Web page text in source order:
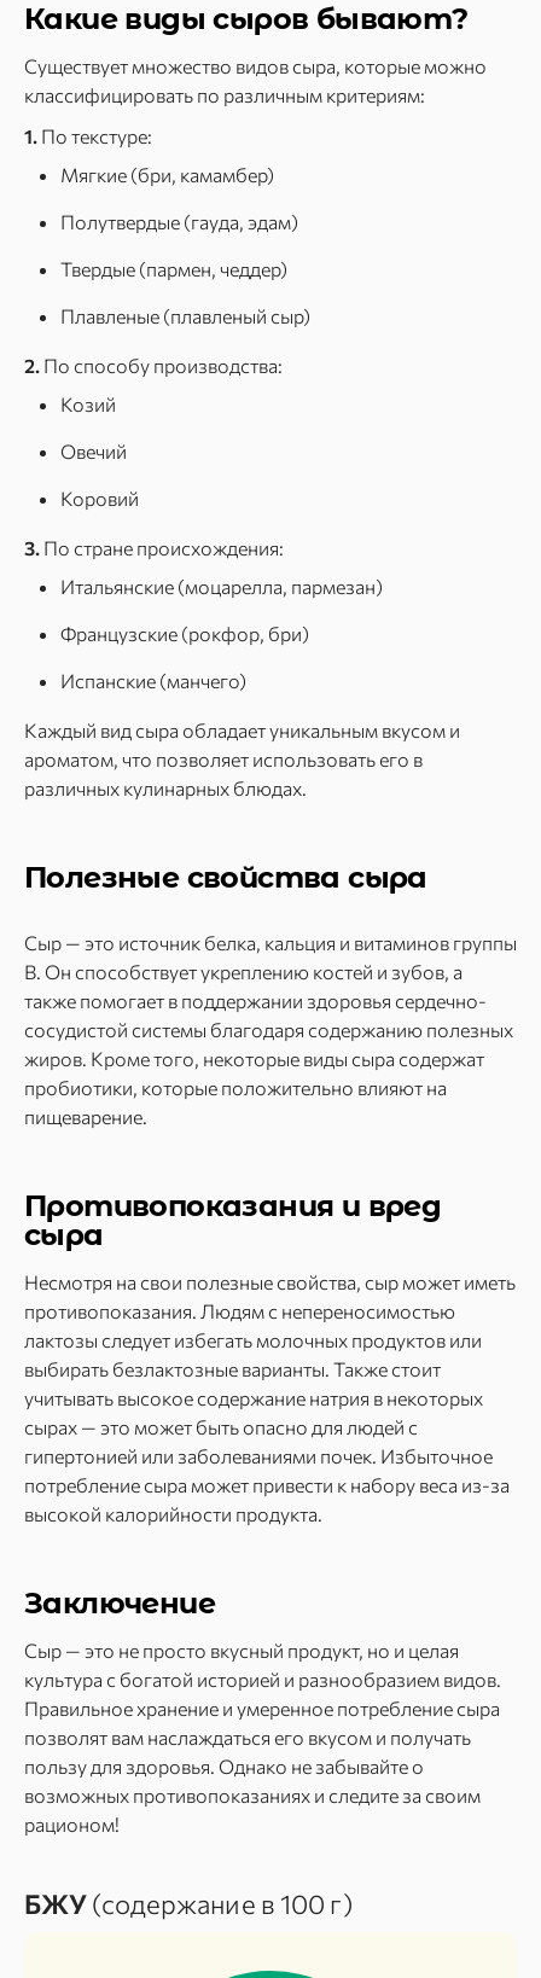
Какие виды сыров бывают?
Существует множество видов сыра, которые можно
классифицировать по различным критериям:
1. По текстуре:
Мягкие (бри, камамбер)
Полутвердые (гауда, эдам)
Твердые (пармен, чеддер)
Плавленые (плавленый сыр)
2. По способу производства:
Козий
Овечий
Коровий
3. По стране происхождения:
Итальянские (моцарелла, пармезан)
Французские (рокфор, бри)
Испанские (манчего)
Каждый вид сыра обладает уникальным вкусом и
ароматом, что позволяет использовать его в
различных кулинарных блюдах.
Полезные свойства сыра
Сыр — это источник белка, кальция и витаминов группы
B. Он способствует укреплению костей и зубов, а
также помогает в поддержании здоровья сердечно-
сосудистой системы благодаря содержанию полезных
жиров. Кроме того, некоторые виды сыра содержат
пробиотики, которые положительно влияют на
пищеварение.
Противопоказания и вред
сыра
Несмотря на свои полезные свойства, сыр может иметь
противопоказания. Людям с непереносимостью
лактозы следует избегать молочных продуктов или
выбирать безлактозные варианты. Также стоит
учитывать высокое содержание натрия в некоторых
сырах — это может быть опасно для людей с
гипертонией или заболеваниями почек. Избыточное
потребление сыра может привести к набору веса из-за
высокой калорийности продукта.
Заключение
Сыр — это не просто вкусный продукт, но и целая
культура с богатой историей и разнообразием видов.
Правильное хранение и умеренное потребление сыра
позволят вам наслаждаться его вкусом и получать
пользу для здоровья. Однако не забывайте о
возможных противопоказаниях и следите за своим
рационом!
БЖУ(содержание в 100 г)